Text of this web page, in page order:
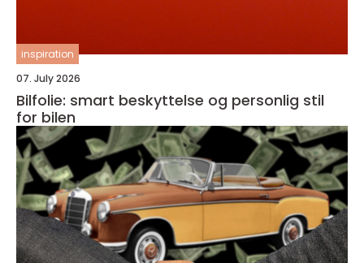
inspiration
07. July 2026
Bilfolie: smart beskyttelse og personlig stil
for bilen